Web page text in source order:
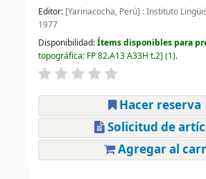
Editor: [Yarinacocha, Perú] : Instituto
1977
Disponibilidad:Ítems disponibles para
topográfica: FP 82.A13 A33H t.2 (1).
Hacer reserva
Solicitud de
Agregar al